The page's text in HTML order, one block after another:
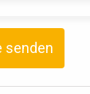
senden